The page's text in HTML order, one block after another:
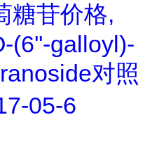
糖苷价格,
(6''-galloyl)-
对照
05-6